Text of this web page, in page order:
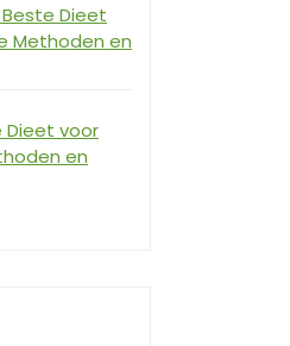
Dieet
Methoden en
Dieet voor
en